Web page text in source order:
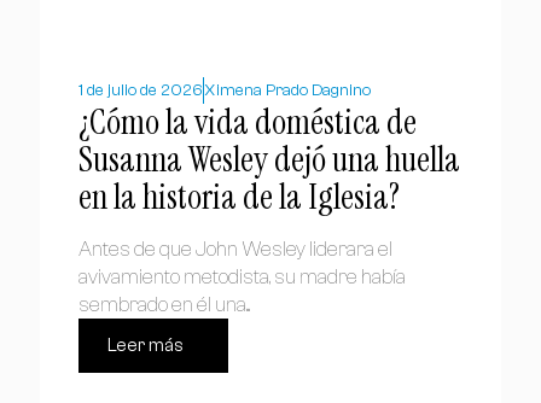
1 de julio de 2026 Ximena Prado Dagnino
¿Cómo la vida doméstica de
Susanna Wesley dejó una huella
en la historia de la Iglesia?
Antes de que John Wesley liderara el
avivamiento metodista, su madre había
sembrado en él una...
Leer más